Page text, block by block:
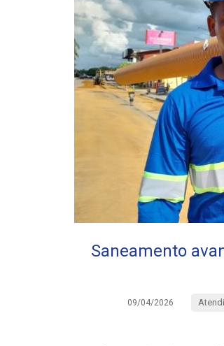
Saneamento
09/04/2026